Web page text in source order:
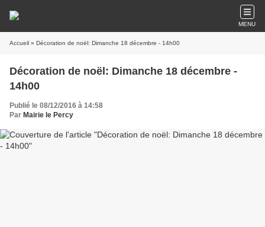
MENU
Accueil » Décoration de noël: Dimanche 18 décembre - 14h00
Décoration de noël: Dimanche 18 décembre -
14h00
Publié le 08/12/2016 à 14:58
Par Mairie le Percy